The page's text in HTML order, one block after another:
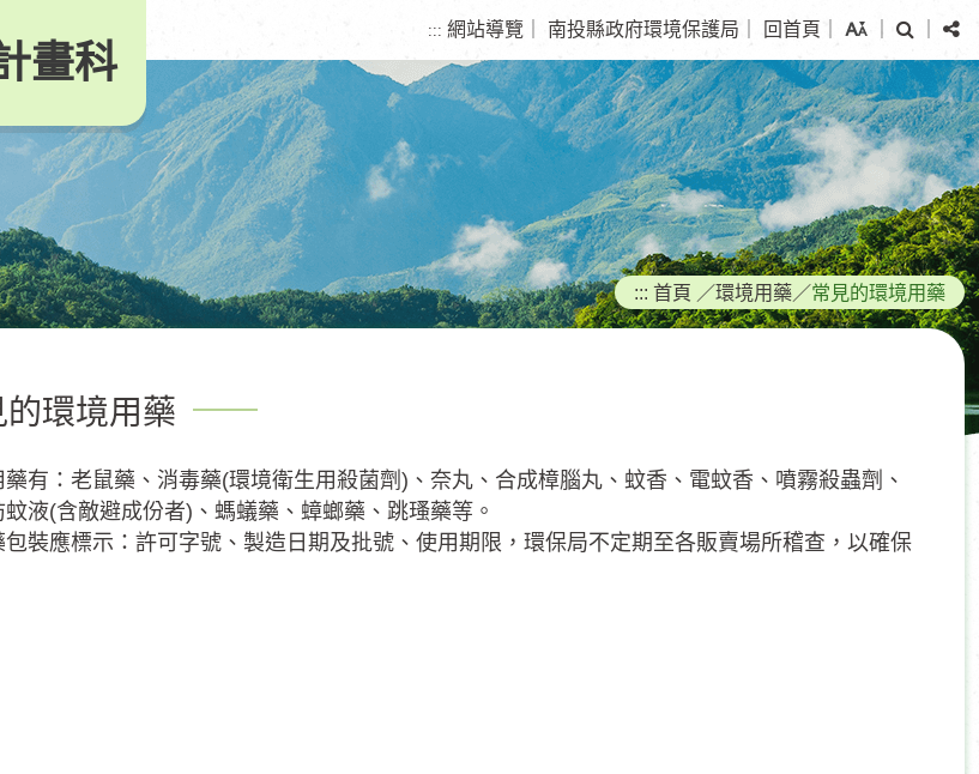
畫科
::: 網站導覽 南投縣政府環境保護局 回首頁
尋
分
享
::: 首頁 ／環境用藥／常見的環境用藥
的環境用藥
：老鼠藥、消毒藥(環境衛生用殺菌劑)、奈丸、合成樟腦丸、蚊香、電蚊香、噴霧殺蟲劑、
液(含敵避成份者)、螞蟻藥、蟑螂藥、跳瑵藥等。
應標示：許可字號、製造日期及批號、使用期限，環保局不定期至各販賣場所稽查，以確保